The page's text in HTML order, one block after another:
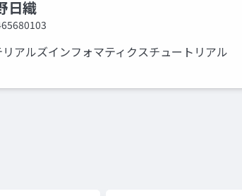
日織
リアルズインフォマティクスチュートリアル